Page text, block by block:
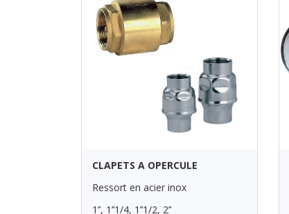
CLAPETS A OPERCULE
Ressort en acier inox
1’’, 1’’1/4, 1’’1/2, 2’’